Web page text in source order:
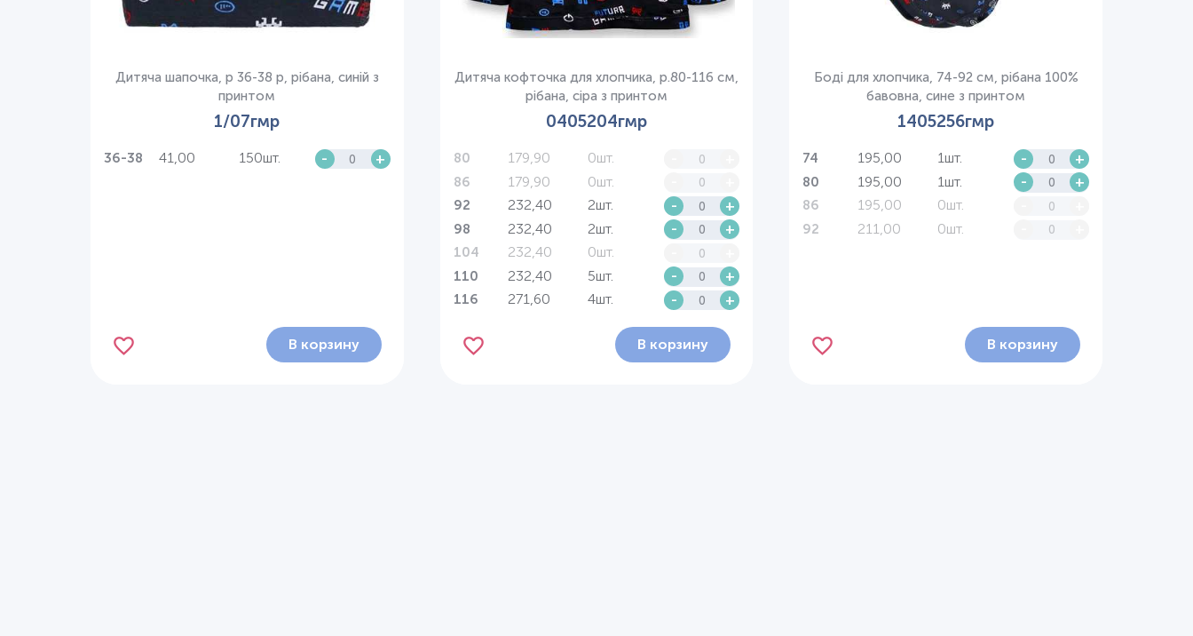
Дитяча шапочка, р 36-38 р, рібана, синій з
принтом
1/07гмр
36-38 41,00 150шт. - +
В корзину
Дитяча кофточка для хлопчика, р.80-116 см,
рібана, сіра з принтом
0405204гмр
80 179,90 0шт.
86 179,90 0шт.
92 232,40 2шт. - +
98 232,40 2шт. - +
104 232,40 0шт.
110 232,40 5шт. - +
116 271,60 4шт. - +
В корзину
Боді для хлопчика, 74-92 см, рібана 100%
бавовна, сине з принтом
1405256гмр
74 195,00 1шт. - +
80 195,00 1шт. - +
86 195,00 0шт.
92 211,00 0шт.
В корзину